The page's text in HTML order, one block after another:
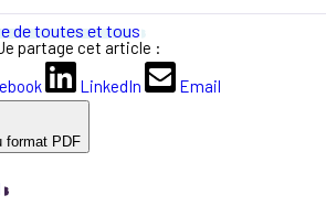
de toutes et tous
partage cet article :
LinkedIn Email
format PDF